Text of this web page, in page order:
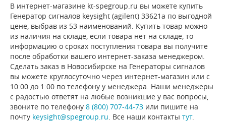
В интернет-магазине kt-spegroup.ru вы можете купить
Генератор сигналов keysight (agilent) 33621a по выгодной
цене, выбрав из 53 наименований. Купить товар можно
из наличия на складе, если товара нет на складе, то
информацию о сроках поступления товара вы получите
после обработки вашего интернет-заказа менеджером.
Сделать заказ в Новосибирске на Генераторы сигналов
вы можете круглосуточно через интернет-магазин или с
10:00 до 1:00 по телефону у менеджера. Наши менеджеры
с радостью ответят на любые возникшие у вас вопросы,
звоните по телефону 8 (800) 707-44-73 или пишите на
почту keysight@spegroup.ru . Все наши контакты тут.